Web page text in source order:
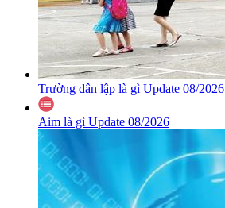
Trường dân lập là gì Update 08/2026
Aim là gì Update 08/2026